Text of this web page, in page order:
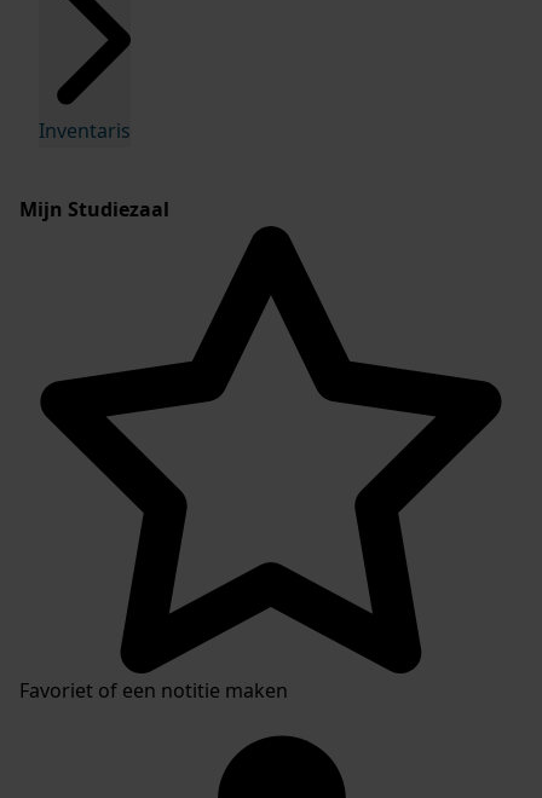
Inventaris
Mijn Studiezaal
Favoriet of een notitie maken